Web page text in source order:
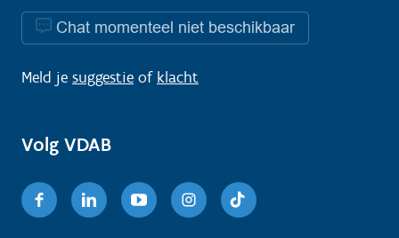
Chat momenteel niet beschikbaar
Meld je suggestie of klacht
Volg VDAB
FacebookLinkedinYoutubeInstagram